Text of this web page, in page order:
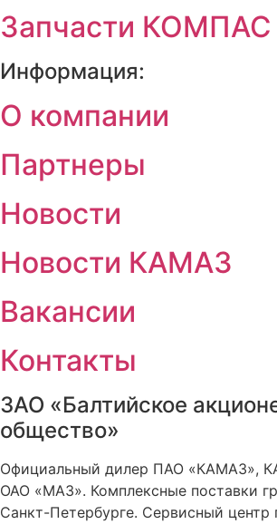
Запчасти КОМПАС
Информация:
О компании
Партнеры
Новости
Новости КАМАЗ
Вакансии
Контакты
ЗАО «Балтийское
общество»
Официальный дилер ПАО «КАМАЗ»,
ОАО «МАЗ». Комплексные поставки
Санкт-Петербурге. Сервисный центр